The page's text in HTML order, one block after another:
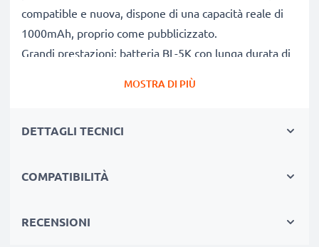
compatible e nuova, dispone di una capacità reale di
1000mAh, proprio come pubblicizzato.
Grandi prestazioni: batteria BL-5K con lunga durata di
potenza & autonomia. Le prestazioni eguagliano o
del tuo telefono, raggiungendo una lunga durata di
MOSTRA DI PIÙ
DETTAGLI TECNICI
COMPATIBILITÀ
RECENSIONI